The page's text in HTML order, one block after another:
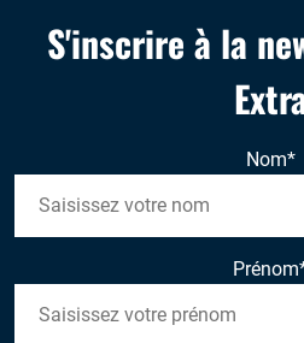
S'inscrire à la
Nom*
Prénom